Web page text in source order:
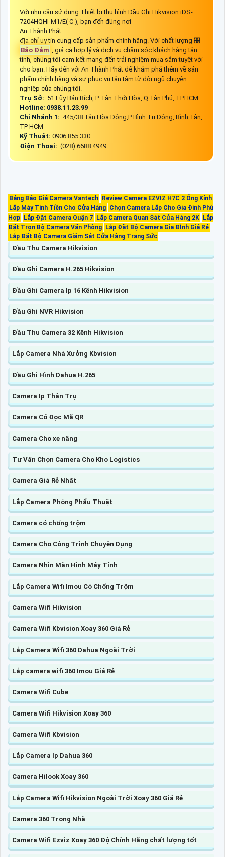
Với nhu cầu sử dụng Thiết bị thu hình Đầu Ghi Hikvision iDS-
7204HQHI-M1/E( C ), bạn đến đúng nơi
An Thành Phát
địa chỉ uy tín cung cấp sản phẩm chính hãng. Với chất lượng 🎛
Bảo Đảm , giá cả hợp lý và dịch vụ chăm sóc khách hàng tận
tình, chúng tôi cam kết mang đến trải nghiệm mua sắm tuyệt vời
cho bạn. Hãy đến với An Thành Phát để khám phá thêm về sản
phẩm chính hãng và sự phục vụ tận tâm từ đội ngũ chuyên
nghiệp của chúng tôi.
Trụ Sở: 51 Lũy Bán Bích, P. Tân Thới Hòa, Q.Tân Phú, TP.HCM
Hotline: 0938.11.23.99
Chi Nhánh 1: 445/38 Tân Hòa Đông,P Bình Trị Đông, Bình Tân,
TP HCM
Kỹ Thuật: 0906.855.330
Điện Thoại: (028) 6688.4949
Bảng Báo Giá Camera Vantech
Review Camera EZVIZ H7C 2 Ống Kính
Lắp Máy Tính Tiền Cho Cửa Hàng Chọn Camera Lắp Cho Gia Đình Phù
Hợp
Lắp Đặt Camera Quận 7 Lắp Camera Quan Sát Cửa Hàng 2K
Lắp
Đặt Trọn Bộ Camera Văn Phòng
Lắp Đặt Bộ Camera Gia ĐÌnh Giá Rẻ
Lắp Đặt Bộ Camera Giám Sát Cửa Hàng Trang Sức
Đầu Thu Camera Hikvision
Đầu Ghi Camera H.265 Hikvision
Đầu Ghi Camera Ip 16 Kênh Hikvision
Đầu Ghi NVR Hikvision
Đầu Thu Camera 32 Kênh Hikvision
Lắp Camera Nhà Xưởng Kbvision
Đầu Ghi Hình Dahua H.265
Camera Ip Thân Trụ
Camera Có Đọc Mã QR
Camera Cho xe nâng
Tư Vấn Chọn Camera Cho Kho Logistics
Camera Giá Rẻ Nhất
Lắp Camera Phòng Phẩu Thuật
Camera có chống trộm
Camera Cho Công Trình Chuyên Dụng
Camera Nhìn Màn Hình Máy Tính
Lắp Camera Wifi Imou Có Chống Trộm
Camera Wifi Hikvision
Camera Wifi Kbvision Xoay 360 Giá Rẻ
Lắp Camera Wifi 360 Dahua Ngoài Trời
Lắp camera wifi 360 Imou Giá Rẻ
Camera Wifi Cube
Camera Wifi Hikvision Xoay 360
Camera Wifi Kbvision
Lắp Camera Ip Dahua 360
Camera Hilook Xoay 360
Lắp Camera Wifi Hikvision Ngoài Trời Xoay 360 Giá Rẻ
Camera 360 Trong Nhà
Camera Wifi Ezviz Xoay 360 Độ Chính Hãng chất lượng tốt